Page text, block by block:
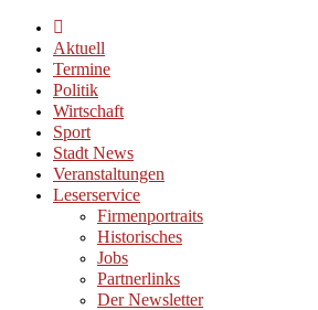
Aktuell
Termine
Politik
Wirtschaft
Sport
Stadt News
Veranstaltungen
Leserservice
Firmenportraits
Historisches
Jobs
Partnerlinks
Der Newsletter